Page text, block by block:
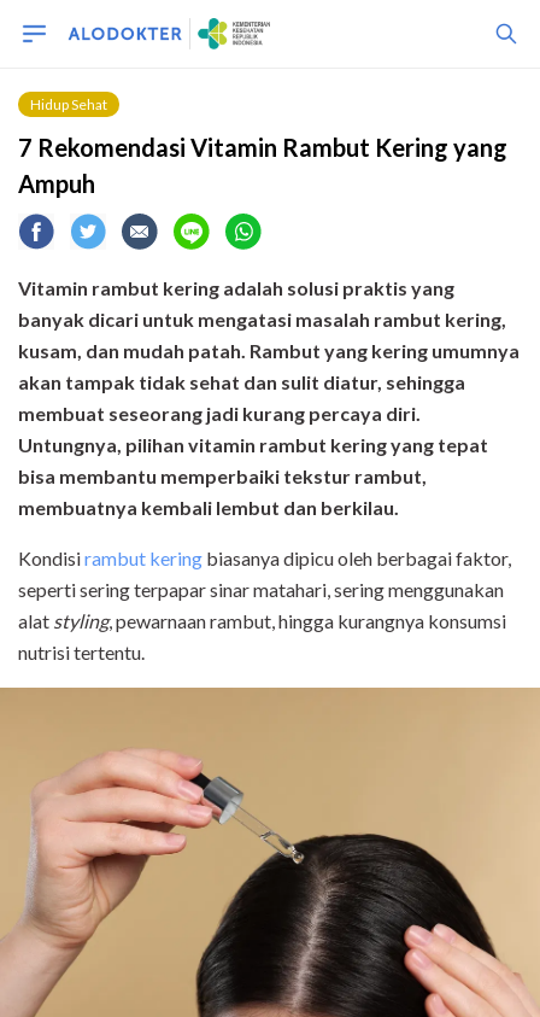
Hidup Sehat
7 Rekomendasi Vitamin Rambut Kering yang
Ampuh
Vitamin rambut kering adalah solusi praktis yang
banyak dicari untuk mengatasi masalah rambut kering,
kusam, dan mudah patah. Rambut yang kering umumnya
akan tampak tidak sehat dan sulit diatur, sehingga
membuat seseorang jadi kurang percaya diri.
Untungnya, pilihan vitamin rambut kering yang tepat
bisa membantu memperbaiki tekstur rambut,
membuatnya kembali lembut dan berkilau.
Kondisirambut kering biasanya dipicu oleh berbagai faktor,
seperti sering terpapar sinar matahari, sering menggunakan
alat styling, pewarnaan rambut, hingga kurangnya konsumsi
nutrisi tertentu.